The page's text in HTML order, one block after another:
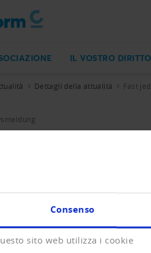
Consenso
sito web utilizza i cookie
IL VOSTRO DIRITTO
Dettagli della attualità Fast
fürchtet um
für Statistik hat mit
Zahn gefühlt. Während die
den Verlust des Arbeitsplatzes.